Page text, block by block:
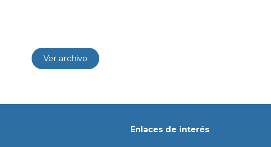
Ver archivo
Enlaces de interés